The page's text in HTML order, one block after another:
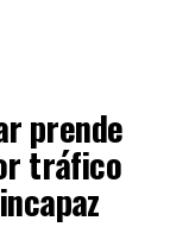
prende
tráfico